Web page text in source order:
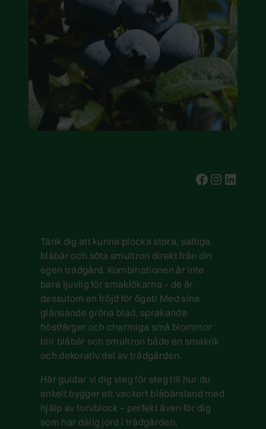
test test
Tänk dig att kunna plocka stora, saftiga
blåbär och söta smultron direkt från din
egen trädgård. Kombinationen är inte
bara ljuvlig för smaklökarna – de är
dessutom en fröjd för ögat! Med sina
glänsande gröna blad, sprakande
höstfärger och charmiga små blommor
blir blåbär och smultron både en smakrik
och dekorativ del av trädgården.
Här guidar vi dig steg för steg till hur du
enkelt bygger ett vackert blåbärsland med
hjälp av torvblock – perfekt även för dig
som har dålig jord i trädgården.